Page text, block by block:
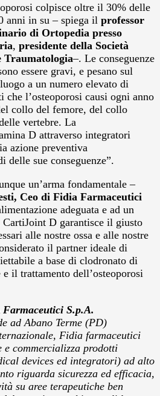
colpisce oltre il 30% delle
anni in su – spiega il professor
di Ortopedia presso
, presidente della Società
Traumatologia–. Le conseguenze
essere gravi, e pesano sul
a un numero elevato di
l’osteoporosi causi ogni anno
collo del femore, del collo
vertebre. La
D attraverso integratori
azione preventiva
delle sue conseguenze”.
un’arma fondamentale –
Ceo di Fidia Farmaceutici
adeguata e ad un
D garantisce il giusto
alle nostre ossa e alle nostre
il partner ideale di
a base di clodronato di
il trattamento dell’osteoporosi
S.p.A.
ad Abano Terme (PD)
Fidia farmaceutici
e commercializza prodotti
devices ed integratori) ad alto
riguarda sicurezza ed efficacia,
su aree terapeutiche ben